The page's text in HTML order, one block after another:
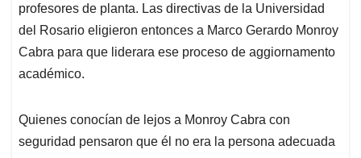
profesores de planta. Las directivas de la Universidad
del Rosario eligieron entonces a Marco Gerardo Monroy
Cabra para que liderara ese proceso de aggiornamento
académico.
Quienes conocían de lejos a Monroy Cabra con
seguridad pensaron que él no era la persona adecuada